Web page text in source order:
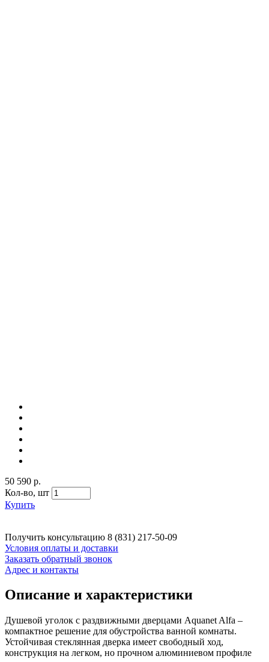
50 590 р.
Кол-во, шт
Купить
Получить консультацию 8 (831) 217-50-09
Условия оплаты и доставки
Заказать обратный звонок
Адрес и контакты
Описание и характеристики
Душевой уголок с раздвижными дверцами Aquanet Alfa –
компактное решение для обустройства ванной комнаты.
Устойчивая стеклянная дверка имеет свободный ход,
конструкция на легком, но прочном алюминиевом профиле